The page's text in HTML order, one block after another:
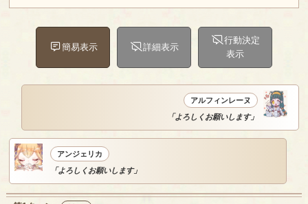
簡易表示 詳細表示
行動決定
表示
アルフィンレーヌ
「よろしくお願いします」
アンジェリカ
「よろしくお願いします」